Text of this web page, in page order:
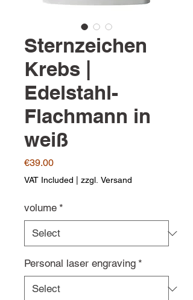
Sternzeichen
Krebs |
Edelstahl-
Flachmann in
weiß
€39.00Price
VAT Included zzgl. Versand
volume *
Personal laser engraving *